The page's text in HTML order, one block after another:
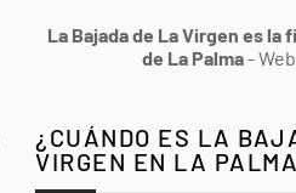
La Bajada de La Virgen es
de La Palma-
¿CUÁNDO ES LA
VIRGEN EN LA